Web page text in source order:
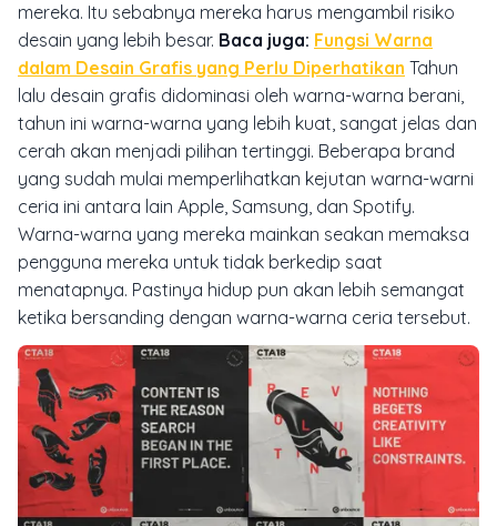
mereka. Itu sebabnya mereka harus mengambil risiko
desain yang lebih besar. Baca juga: Fungsi Warna
dalam Desain Grafis yang Perlu Diperhatikan Tahun
lalu desain grafis didominasi oleh warna-warna berani,
tahun ini warna-warna yang lebih kuat, sangat jelas dan
cerah akan menjadi pilihan tertinggi. Beberapa brand
yang sudah mulai memperlihatkan kejutan warna-warni
ceria ini antara lain Apple, Samsung, dan Spotify.
Warna-warna yang mereka mainkan seakan memaksa
pengguna mereka untuk tidak berkedip saat
menatapnya. Pastinya hidup pun akan lebih semangat
ketika bersanding dengan warna-warna ceria tersebut.